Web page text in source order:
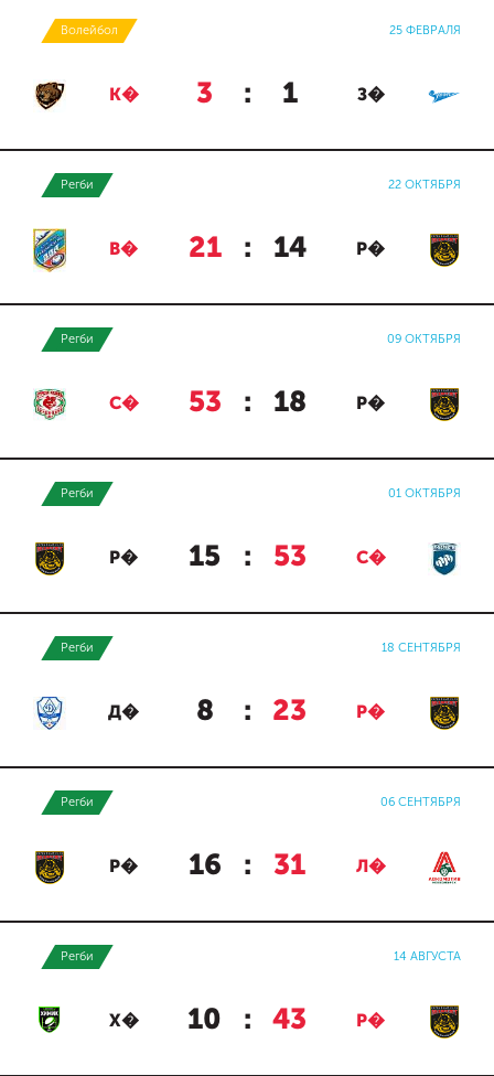
Волейбол 25 ФЕВРАЛЯ
К� 3 : 1 З�
Регби 22 ОКТЯБРЯ
В� 21 : 14 Р�
Регби 09 ОКТЯБРЯ
С� 53 : 18 Р�
Регби 01 ОКТЯБРЯ
Р� 15 : 53 С�
Регби 18 СЕНТЯБРЯ
Д� 8 : 23 Р�
Регби 06 СЕНТЯБРЯ
Р� 16 : 31 Л�
Регби 14 АВГУСТА
Х� 10 : 43 Р�